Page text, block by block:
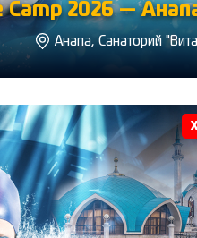
Camp 2026 —
Анапа, Санаторий